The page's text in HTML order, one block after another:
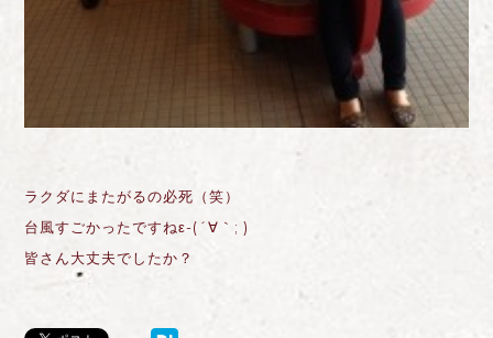
ラクダにまたがるの必死（笑）
台風すごかったですねε-(´∀｀; )
皆さん大丈夫でしたか？